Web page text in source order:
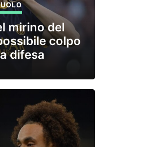
mirino del
colpo
difesa